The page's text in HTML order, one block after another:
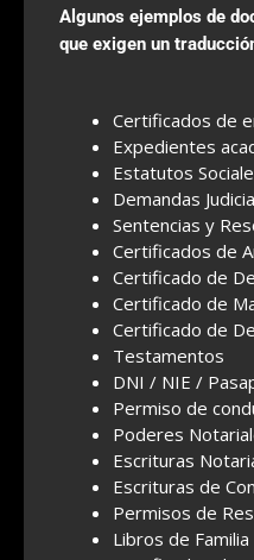
Algunos ejemplos de
que exigen un
Certificados de
Expedientes
Estatutos
Demandas
Sentencias y
Certificados de
Certificado de
Certificado de
Certificado de
Testamentos
DNI / NIE /
Permiso de
Poderes
Escrituras
Escrituras de
Permisos de
Libros de Familia